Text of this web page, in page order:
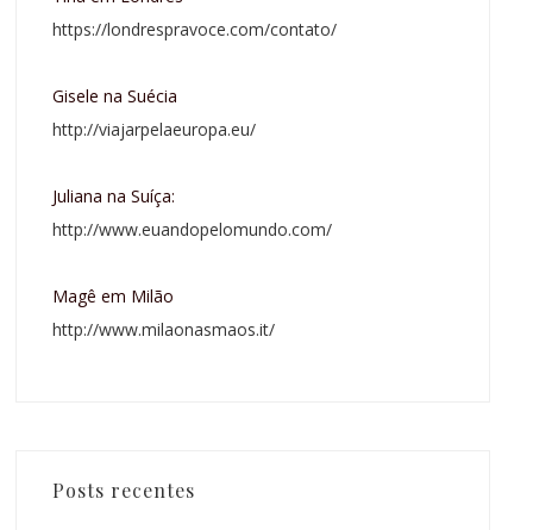
https://londrespravoce.com/contato/
Gisele na Suécia
http://viajarpelaeuropa.eu/
Juliana na Suíça:
http://www.euandopelomundo.com/
Magê em Milão
http://www.milaonasmaos.it/
Posts recentes